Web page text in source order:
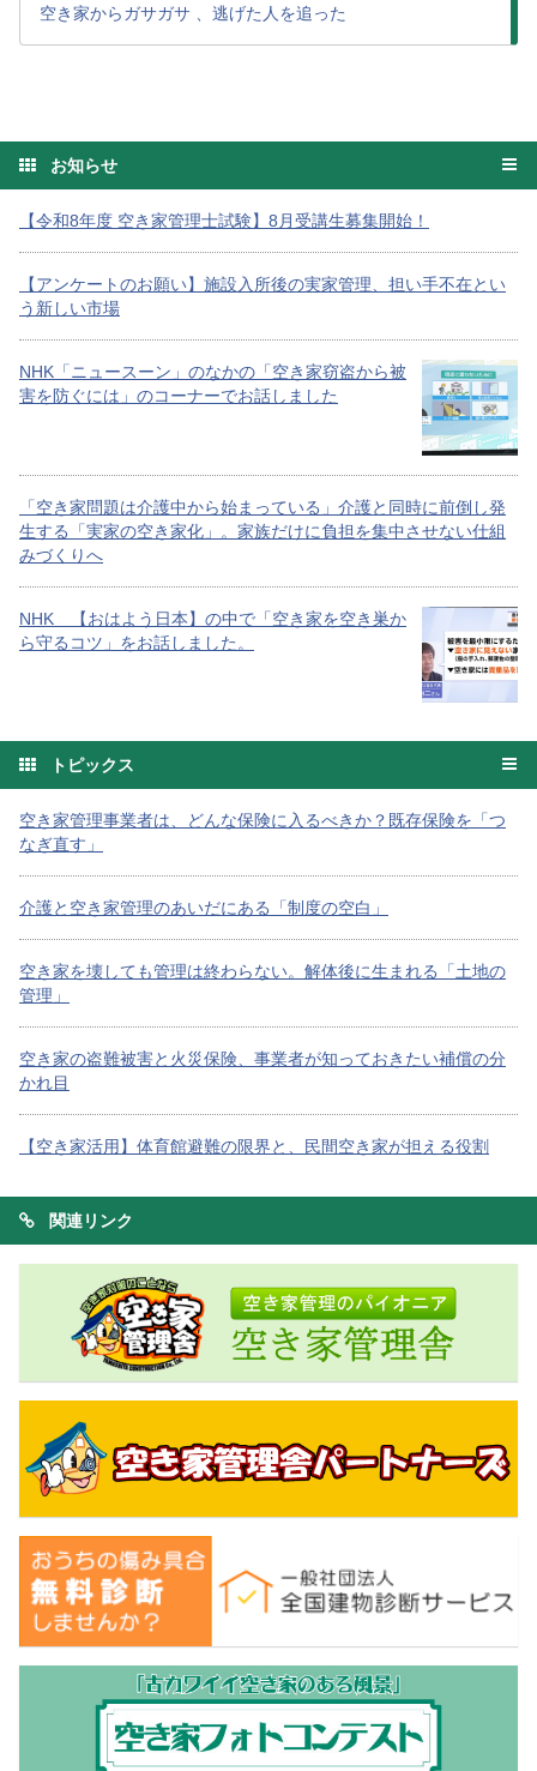
空き家からガサガサ 、逃げた人を追った
お知らせ
【令和8年度 空き家管理士試験】8月受講生募集開始！
【アンケートのお願い】施設入所後の実家管理、担い手不在とい
う新しい市場
NHK「ニュースーン」のなかの「空き家窃盗から被
害を防ぐには」のコーナーでお話しました
「空き家問題は介護中から始まっている」介護と同時に前倒し発
生する「実家の空き家化」。家族だけに負担を集中させない仕組
みづくりへ
NHK 【おはよう日本】の中で「空き家を空き巣か
ら守るコツ」をお話しました。
トピックス
空き家管理事業者は、どんな保険に入るべきか？既存保険を「つ
なぎ直す」
介護と空き家管理のあいだにある「制度の空白」
空き家を壊しても管理は終わらない。解体後に生まれる「土地の
管理」
空き家の盗難被害と火災保険、事業者が知っておきたい補償の分
かれ目
【空き家活用】体育館避難の限界と、民間空き家が担える役割
関連リンク